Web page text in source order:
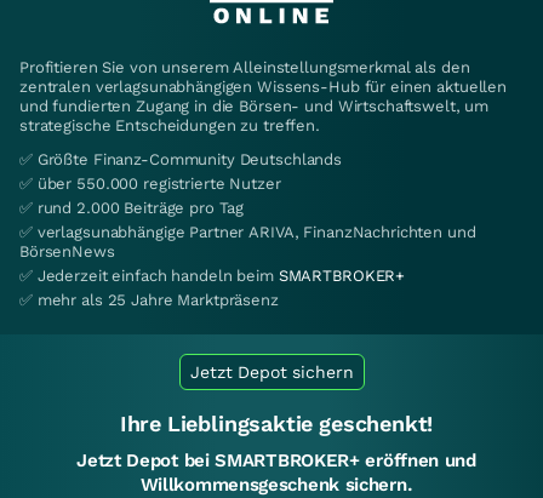
Profitieren Sie von unserem Alleinstellungsmerkmal als den
zentralen verlagsunabhängigen Wissens-Hub für einen aktuellen
und fundierten Zugang in die Börsen- und Wirtschaftswelt, um
strategische Entscheidungen zu treffen.
✅ Größte Finanz-Community Deutschlands
✅ über 550.000 registrierte Nutzer
✅ rund 2.000 Beiträge pro Tag
✅ verlagsunabhängige Partner ARIVA, FinanzNachrichten und
BörsenNews
✅ Jederzeit einfach handeln beim SMARTBROKER+
✅ mehr als 25 Jahre Marktpräsenz
Jetzt Depot sichern
Ihre Lieblingsaktie geschenkt!
Jetzt Depot bei SMARTBROKER+ eröffnen und
Willkommensgeschenk sichern.